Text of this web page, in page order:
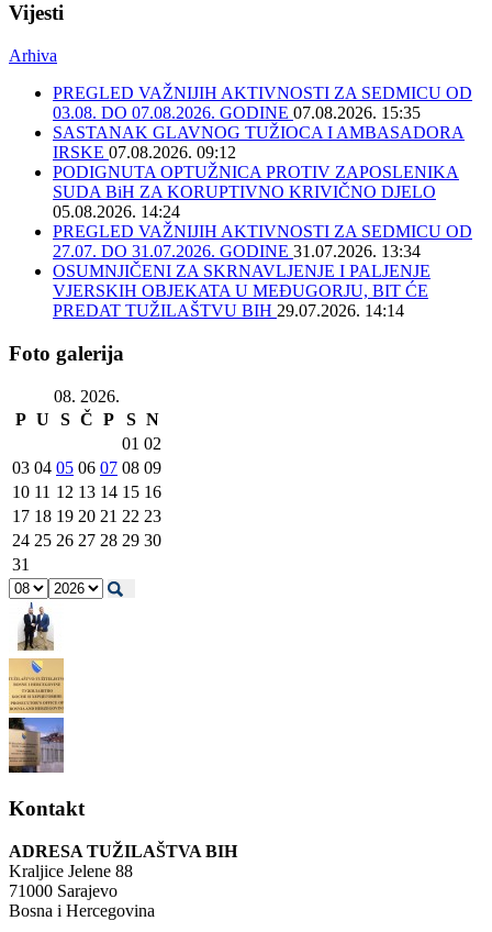
Vijesti
Arhiva
PREGLED VAŽNIJIH AKTIVNOSTI ZA SEDMICU OD
03.08. DO 07.08.2026. GODINE 07.08.2026. 15:35
SASTANAK GLAVNOG TUŽIOCA I AMBASADORA
IRSKE 07.08.2026. 09:12
PODIGNUTA OPTUŽNICA PROTIV ZAPOSLENIKA
SUDA BiH ZA KORUPTIVNO KRIVIČNO DJELO
05.08.2026. 14:24
PREGLED VAŽNIJIH AKTIVNOSTI ZA SEDMICU OD
27.07. DO 31.07.2026. GODINE 31.07.2026. 13:34
OSUMNJIČENI ZA SKRNAVLJENJE I PALJENJE
VJERSKIH OBJEKATA U MEĐUGORJU, BIT ĆE
PREDAT TUŽILAŠTVU BIH 29.07.2026. 14:14
Foto galerija
08. 2026.
P U S Č P S N
01 02
03 04 05 06 07 08 09
10 11 12 13 14 15 16
17 18 19 20 21 22 23
24 25 26 27 28 29 30
31
Kontakt
ADRESA TUŽILAŠTVA BIH
Kraljice Jelene 88
71000 Sarajevo
Bosna i Hercegovina